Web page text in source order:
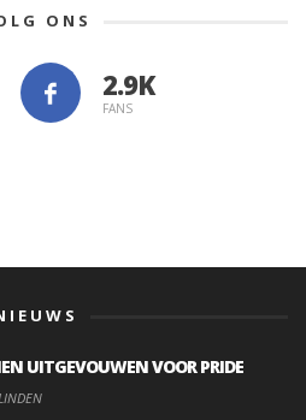
ONS
FANS
UITGEVOUWEN VOOR PRIDE